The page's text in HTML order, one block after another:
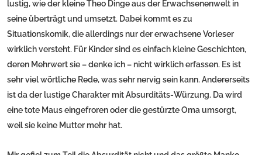
lustig, wie der kleine Theo Dinge aus der Erwachsenenwelt in
seine überträgt und umsetzt. Dabei kommt es zu
Situationskomik, die allerdings nur der erwachsene Vorleser
wirklich versteht. Für Kinder sind es einfach kleine Geschichten,
deren Mehrwert sie – denke ich – nicht wirklich erfassen. Es ist
sehr viel wörtliche Rede, was sehr nervig sein kann. Andererseits
ist da der lustige Charakter mit Absurditäts-Würzung. Da wird
eine tote Maus eingefroren oder die gestürzte Oma umsorgt,
weil sie keine Mutter mehr hat.